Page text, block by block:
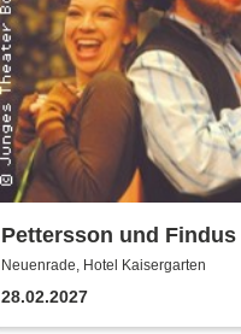
Pettersson und Findus
des Hotels Kaisergarten
Neuenrade
Neuenrade, Hotel Kaisergarten
28.02.2027